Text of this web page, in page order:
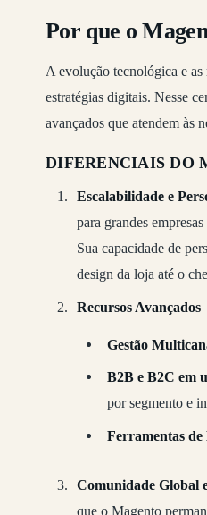
Por que o
A evolução tecnológica e as
estratégias digitais. Nesse
avançados que atendem às
DIFERENCIAIS DO
Escalabilidade e
para grandes
Sua capacidade de
design da loja até o
Recursos Avançados
Gestão
B2B e B2C em
por segmento e
Ferramentas
Comunidade Global
que o Magento